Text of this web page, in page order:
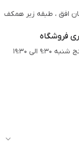
افق ، طبقه زیر همکف
فروشگاه
الی 19:30